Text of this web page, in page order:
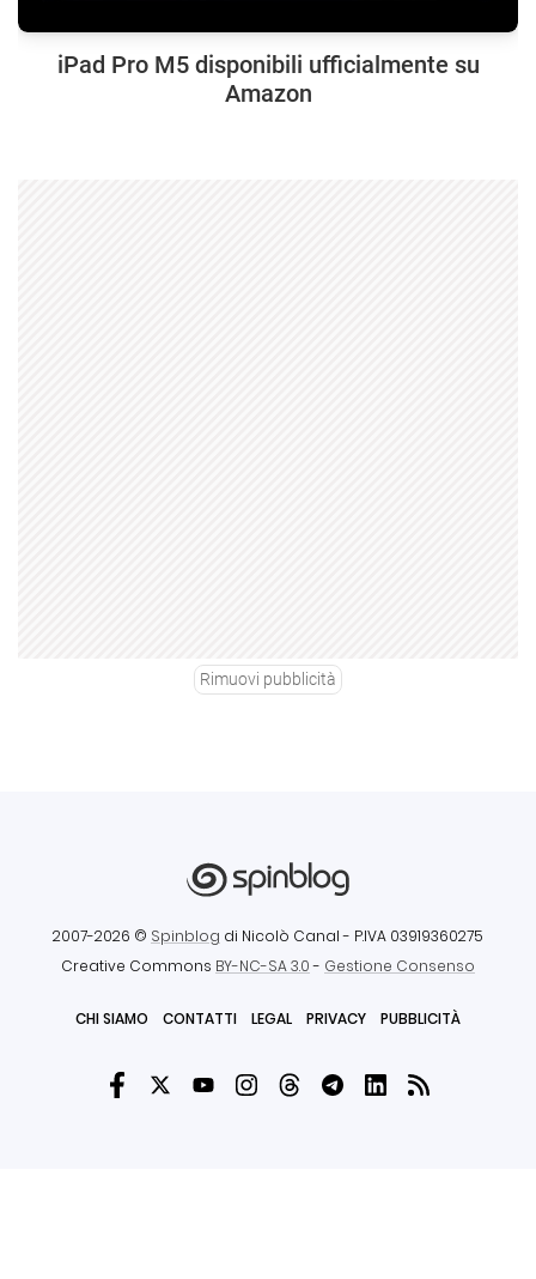
iPad Pro M5 disponibili ufficialmente su
Amazon
Rimuovi pubblicità
2007-2026 © Spinblog di Nicolò Canal - P.IVA 03919360275
Creative Commons BY-NC-SA 3.0- Gestione Consenso
CHI SIAMO CONTATTI LEGAL PRIVACY PUBBLICITÀ